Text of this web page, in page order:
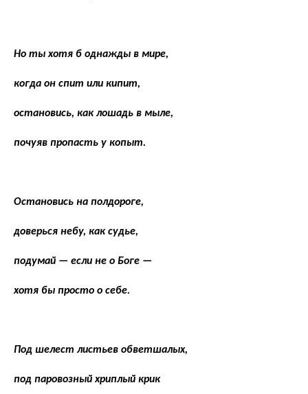
Но ты хотя б однажды в мире,
когда он спит или кипит,
остановись, как лошадь в мыле,
почуяв пропасть у копыт.
Остановись на полдороге,
доверься небу, как судье,
подумай — если не о Боге —
хотя бы просто о себе.
Под шелест листьев обветшалых,
под паровозный хриплый крик